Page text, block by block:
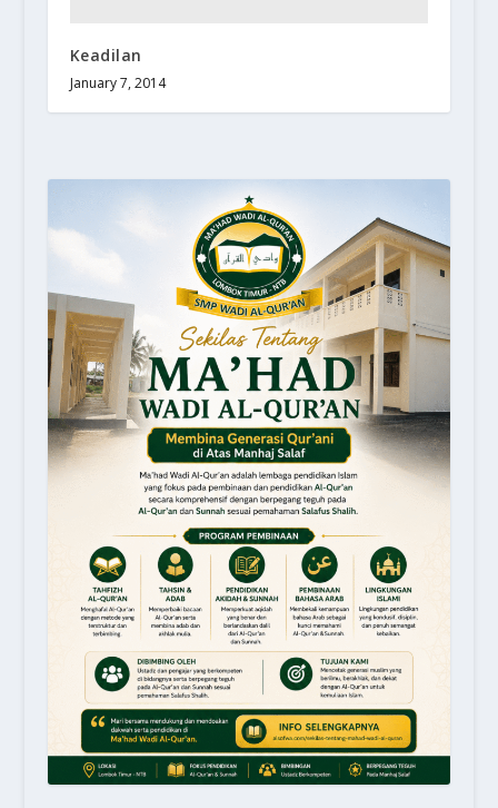
Keadilan
January 7, 2014